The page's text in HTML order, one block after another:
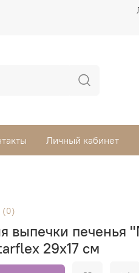
Личный кабинет
(0)
выпечки печенья
29х17 см